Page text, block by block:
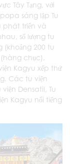
Tây Tạng, với
sáng lập Tu
phát triển và
số lượng tu
(khoảng 200 tu
(hàng chục),
Kagyu xếp thứ
Các tu viện
Densatil, Tu
Kagyu nổi tiếng